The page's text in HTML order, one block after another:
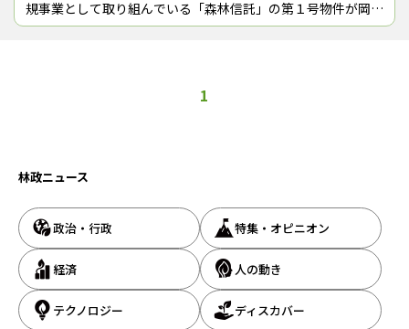
規事業として取り組んでいる「森林信託」の第１号物件が岡山
県の西粟倉村に誕生した。８月１日付けで、同村内に約10㏊
1
林政ニュース
政治・行政 特集・オピニオン
経済 人の動き
テクノロジー
ディスカバー